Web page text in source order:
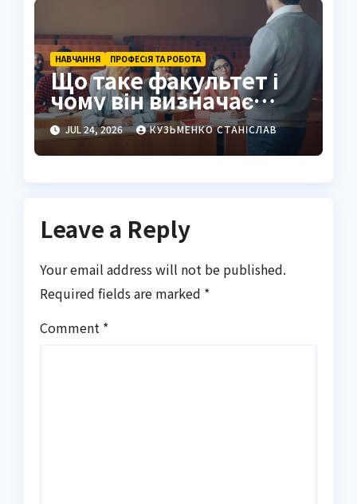
НАВЧАННЯ ПРОФЕСІЯ ТА РОБОТА
Що таке факультет і
чому він визначає
майбутнє студента
JUL 24, 2026 КУЗЬМЕНКО СТАНІСЛАВ
Leave a Reply
Your email address will not be published.
Required fields are marked *
Comment *